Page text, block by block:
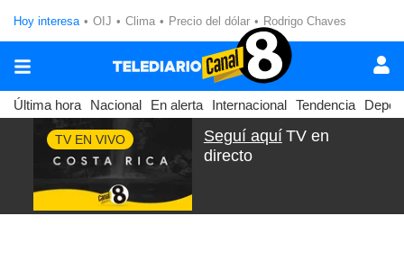
Hoy interesa OIJ Clima Precio del dólar Rodrigo Chaves
Última hora Nacional En alerta Internacional Tendencia
Seguí aquí TV en
directo
TV EN VIVO